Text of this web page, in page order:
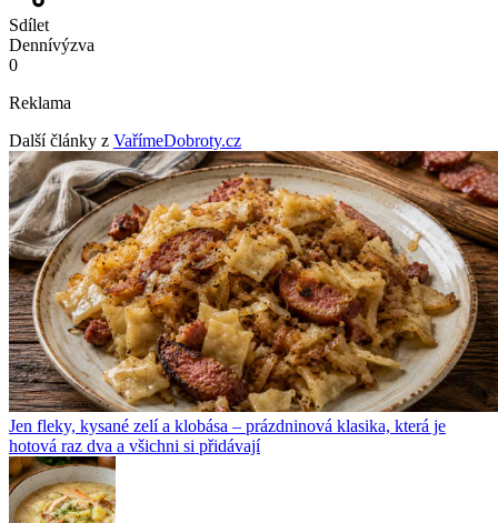
Sdílet
Dennívýzva
0
Reklama
Další články z VařímeDobroty.cz
Jen fleky, kysané zelí a klobása – prázdninová klasika, která je
hotová raz dva a všichni si přidávají